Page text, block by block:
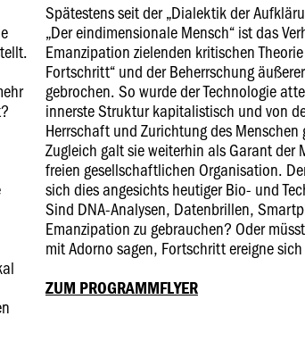
Spätestens seit der „Dialektik der
„Der eindimensionale Mensch“ ist das
Emanzipation zielenden kritischen
Fortschritt“ und der Beherrschung
gebrochen. So wurde der Technologie
innerste Struktur kapitalistisch und von
Herrschaft und Zurichtung des Menschen
Zugleich galt sie weiterhin als Garant der
freien gesellschaftlichen Organisation.
sich dies angesichts heutiger Bio- und
Sind DNA-Analysen, Datenbrillen,
Emanzipation zu gebrauchen? Oder
mit Adorno sagen, Fortschritt ereigne
ZUM PROGRAMMFLYER